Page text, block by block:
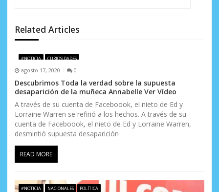
e
e
n
t
r
a
d
a
s
Related Articles
#NOTICIA CURIOSIDADES
agosto 17, 2020 0
Descubrimos Toda la verdad sobre la supuesta
desaparición de la muñeca Annabelle Ver Vídeo
A través de su cuenta de Faceboook, el nieto de Ed y
Lorraine Warren se refirió a los hechos. A través de su
cuenta de Faceboook, el nieto de Ed y Lorraine Warren,
desmintió supuesta desaparición
READ MORE
#NOTICIA NACIONALES POLÍTICA